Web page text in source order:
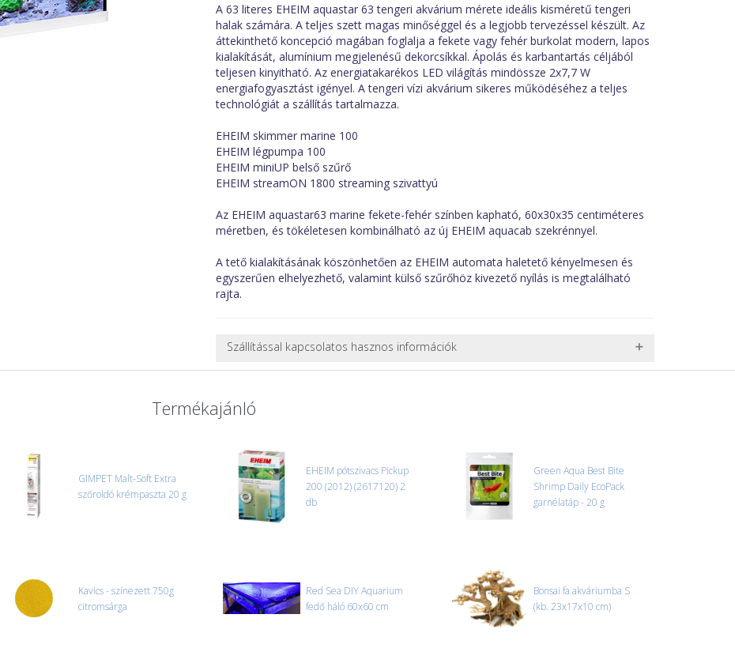
A 63 literes EHEIM aquastar 63 tengeri akvárium mérete ideális kisméretű tengeri
halak számára. A teljes szett magas minőséggel és a legjobb tervezéssel készült. Az
áttekinthető koncepció magában foglalja a fekete vagy fehér burkolat modern, lapos
kialakítását, alumínium megjelenésű dekorcsíkkal. Ápolás és karbantartás céljából
teljesen kinyitható. Az energiatakarékos LED világítás mindössze 2x7,7 W
energiafogyasztást igényel. A tengeri vízi akvárium sikeres működéséhez a teljes
technológiát a szállítás tartalmazza.
EHEIM skimmer marine 100
EHEIM légpumpa 100
EHEIM miniUP belső szűrő
EHEIM streamON 1800 streaming szivattyú
Az EHEIM aquastar63 marine fekete-fehér színben kapható, 60x30x35 centiméteres
méretben, és tökéletesen kombinálható az új EHEIM aquacab szekrénnyel.
A tető kialakításának köszönhetően az EHEIM automata haletető kényelmesen és
egyszerűen elhelyezhető, valamint külső szűrőhöz kivezető nyílás is megtalálható
rajta.
Szállítással kapcsolatos hasznos információk
nagy vagy nehéz termékeknél (pl. nagy akváriumok, bútorok, stb.) egyedi szállítási
ajánlatot adunk.
oldjuk meg. Minden rendelés egyedi, úgyhogy előre egyeztetni kell mindenképpen.
CSOMAG ÁTVÉTELE
Amennyiben a csomag átvételekor sérülést, folyadékot vagy bármi rendellenességet
tapasztal, a kibontás és az átvétel előtt jegyzőkönyvet kell felvenni a futárral. A sérült
Termékajánló
GIMPET Malt-Soft Extra
szőroldó krémpaszta 20 g
EHEIM pótszivacs Pickup
200 (2012) (2617120) 2
db
Green Aqua Best Bite
Shrimp Daily EcoPack
garnélatáp - 20 g
Kavics - színezett 750g
citromsárga
Red Sea DIY Aquarium
fedő háló 60x60 cm
Bonsai fa akváriumba S
(kb. 23x17x10 cm)